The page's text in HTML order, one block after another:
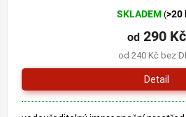
SKLADEM (>20
od 240 Kč bez
od 290 Kč
Detail